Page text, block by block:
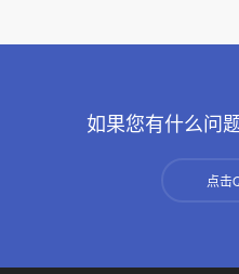
如果您有什么问
点击